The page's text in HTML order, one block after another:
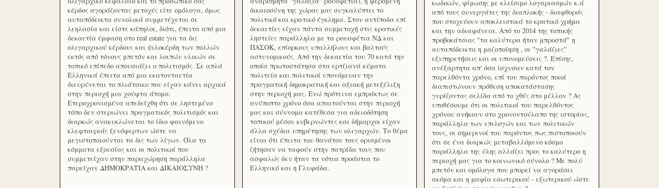
κέρδος αγοράζοντας μετοχές είτε ομόλογα, όμως
αυταπόδεικτα συνολικά συμμετέχεται σε
λεηλασία και είστε κάπηλοι, διότι, έπειτα από μια
δεκαετία έμφαση στο real estate για τα δις
ολιγαρχικού κέρδους και ψιλοκέρδη των πολλών
εκτός από τόνους μπετόν και λοιπών υλικών σε
τοπικό επίπεδο απουσιάζει ο πολιτισμός. Σε απλά
Ελληνικά έπειτα από μια εκατονταετία
διευρύνεται το πλιάτσικο που είχαν κάνει αρχικά
στην περιοχή μια χούφτα άτομα.
Ετεροχρονισμένα απεδείχθη ότι σε ληστεμένο
τόπο δεν στεριώνει πραγματικός πολιτισμός και
διαρκώς ανακυκλώνεται το ίδιο φαινόμενο
κλεφτουριάς ξενόφερτων ώστε να
μεγιστοποιούνται τα δις των λίγων. Όλα τα
κόμματα εξουσίας και οι πολιτικοί που
συμμετείχαν στην παραχώρηση παράλληλα
παρείχαν ΔΗΜΟΚΡΑΤΙΑ και ΔΙΚΑΙΟΣΥΝΗ ?
δικαιοσύνη της χώρας μας συγκαλύπτει το
πολιτικό και κρατικό έγκλημα. Στον αντίποδα επί
δεκαετίες είχαν πάντα συμμετοχή στις κρατικές
ληστείες παράλληλα με τα ρουσφέτια ΝΔ και
ΠΑΣΟΚ, επίορκους υπαλλήλους και βαλτούς
αστυνομικούς. Από την δεκαετία του 70 κατά την
οποία πρωτοστάτησα στα ερτζιανά κύματα
πολιτεία και πολιτικοί υπονόμευαν την
πραγματική δημοκρατική και αξιακή μετεξέλιξη
στην περιοχή μας. Ενώ πρότεινα εμπράκτως σε
ανύποπτο χρόνο όσα απαιτούνται στην περιοχή
μας και σύννομα κατέθεσα για αδειοδότηση
τοπικού μέσου κυβερνώντες και δήμαρχοι είχαν
άλλα σχέδια υπηρέτησης των ολιγαρχών. Το θέμα
είναι ότι έπειτα του θανάτου τους ορισμένοι
ζήτησαν να ταφούν στην πατρίδα τους που
ασφαλώς δεν ήταν τα νότια προάστια το
Ελληνικό και η Γλυφάδα.
κωδικών, φίμωσης με κλείσιμο λογαριασμών κ.ά
από τους συνεργάτες της διαπλοκής - διαφθοράς
που στοχεύουν αποκλειστικά το κρατικό χρήμα
και την αδιαφάνεια. Από το 2014 της τοπικής
προβοκάτσιας ''τα καλύτερα ήταν μπροστά'' η
αυταπόδεικτα η μαζοποίηση , οι ''γαλάζιες''
εξυπηρετήσεις και οι υπονομεύσεις ?. Επίσης,
ανέξαρτητα απ' όσα ίσχυσαν κατά τον
παρελθόντα χρόνο, επί του παρόντος ποιοί
διαπιστώνουν πρόθεση αποκατάστασης
γυρίζοντας σελίδα από το χθές στο μέλλον ? Ας
υποθέσουμε ότι οι πολιτικοί του παρελθόντος
χρόνου ανήκουν στο χρονοντούλαπο της ιστορίας,
παράλληλα των επιλογών και των πολιτικών
τους, οι σημερινοί του παρόντος πως πιστοποιούν
ότι σε ένα διαρκώς μεταβαλλόμενο κόσμο
παράλληλα της ύλης αλλάζει προς το καλύτερο η
περιοχή μας για το κοινωνικό σύνολο ? Με πολύ
μπετόν και ομόλογα που μπορεί να αγοράσει
ακόμα και η μαφία εσωτερικού - εξωτερικού ώστε